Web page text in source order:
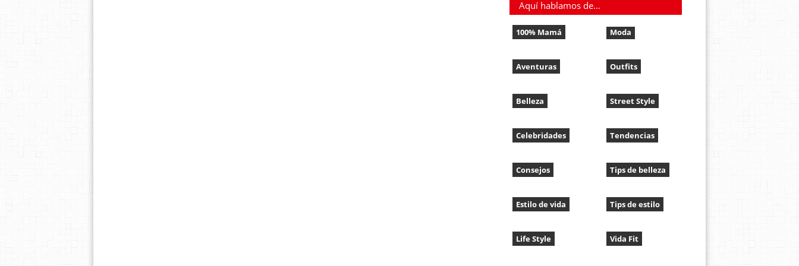
Aquí hablamos de…
100% Mamá
Aventuras
Belleza
Celebridades
Consejos
Estilo de vida
Life Style
Moda
Outfits
Street Style
Tendencias
Tips de belleza
Tips de estilo
Vida Fit